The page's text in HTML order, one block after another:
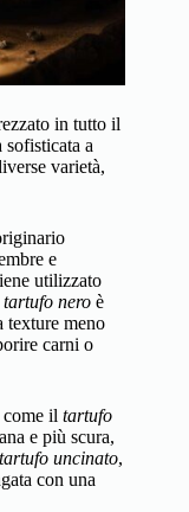
in tutto il
sofisticata a
varietà,
e
utilizzato
tartufo nero è
texture meno
carni o
il tartufo
e più scura,
tartufo uncinato,
con una